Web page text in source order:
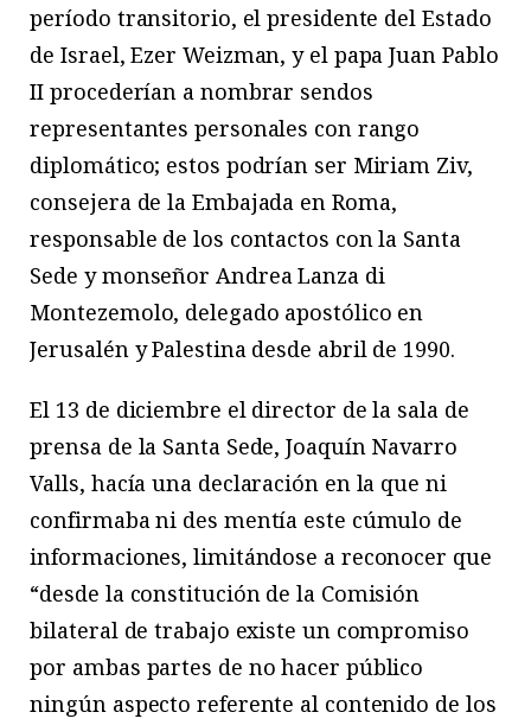
período transitorio, el presidente del Estado
de Israel, Ezer Weizman, y el papa Juan Pablo
II procederían a nombrar sendos
representantes personales con rango
diplomático; estos podrían ser Miriam Ziv,
consejera de la Embajada en Roma,
responsable de los contactos con la Santa
Sede y monseñor Andrea Lanza di
Montezemolo, delegado apostólico en
Jerusalén y Palestina desde abril de 1990.
El 13 de diciembre el director de la sala de
prensa de la Santa Sede, Joaquín Navarro
Valls, hacía una declaración en la que ni
confirmaba ni des mentía este cúmulo de
informaciones, limitándose a reconocer que
“desde la constitución de la Comisión
bilateral de trabajo existe un compromiso
por ambas partes de no hacer público
ningún aspecto referente al contenido de los